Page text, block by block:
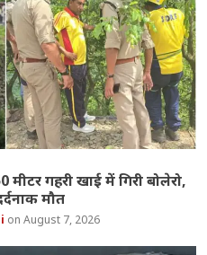
गहरी खाई में गिरी बोलेरो,
मौत
August 7, 2026